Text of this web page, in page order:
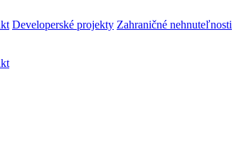
Developerské projekty Zahraničné nehnuteľnosti